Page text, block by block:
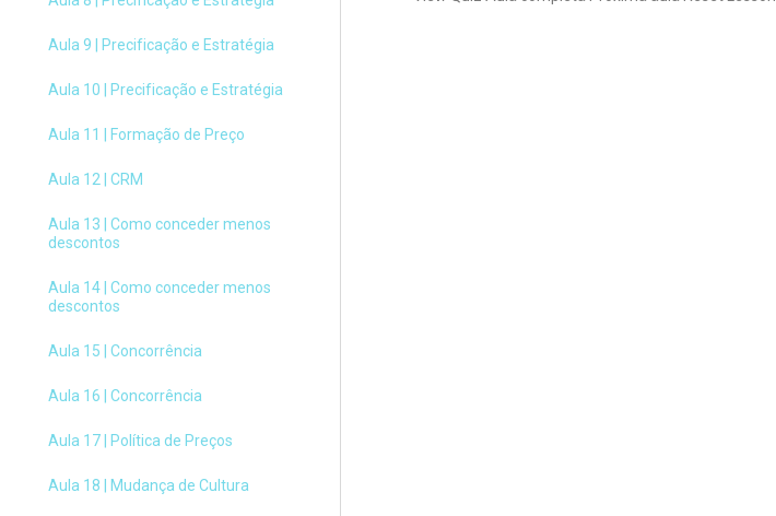
Aula 9 | Precificação e Estratégia
Aula 10 | Precificação e Estratégia
Aula 11 | Formação de Preço
Aula 12 | CRM
Aula 13 | Como conceder menos
descontos
Aula 14 | Como conceder menos
descontos
Aula 15 | Concorrência
Aula 16 | Concorrência
Aula 17 | Política de Preços
Aula 18 | Mudança de Cultura